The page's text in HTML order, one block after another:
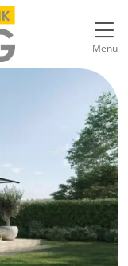
Menü